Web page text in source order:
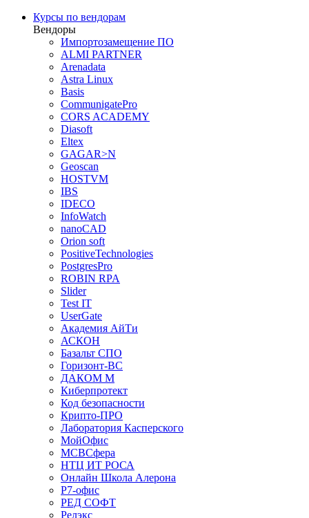
Курсы по вендорам
Вендоры
Импортозамещение ПО
ALMI PARTNER
Arenadata
Astra Linux
Basis
CommunigatePro
CORS ACADEMY
Diasoft
Eltex
GAGAR>N
Geoscan
HOSTVM
IBS
IDECO
InfoWatch
nanoCAD
Orion soft
PositiveTechnologies
PostgresPro
ROBIN RPA
Slider
Test IT
UserGate
Академия АйТи
АСКОН
Базальт СПО
Горизонт-ВС
ДАКОМ М
Киберпротект
Код безопасности
Крипто-ПРО
Лаборатория Касперского
МойОфис
МСВСфера
НТЦ ИТ РОСА
Онлайн Школа Алерона
Р7-офис
РЕД СОФТ
Релэкс